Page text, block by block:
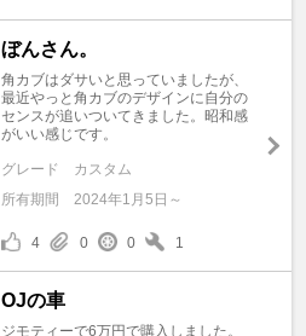
ぼんさん。
角カブはダサいと思っていましたが、
最近やっと角カブのデザインに自分の
センスが追いついてきました。昭和感
がいい感じです。
グレード
カスタム
所有期間
2024年1月5日～
4 0 0 1
OJの車
ジモティーで6万円で購入しました。